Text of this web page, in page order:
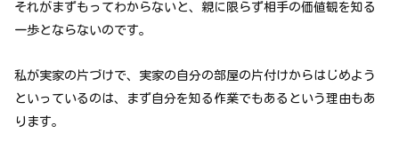
それがまずもってわからないと、親に限らず相手の価値観を知る
一歩とならないのです。
私が実家の片づけで、実家の自分の部屋の片付けからはじめよう
といっているのは、まず自分を知る作業でもあるという理由もあ
ります。